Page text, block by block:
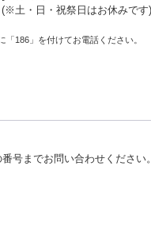
(※土・日・祝祭日はお休みです)
186」を付けてお電話ください。
号までお問い合わせください。